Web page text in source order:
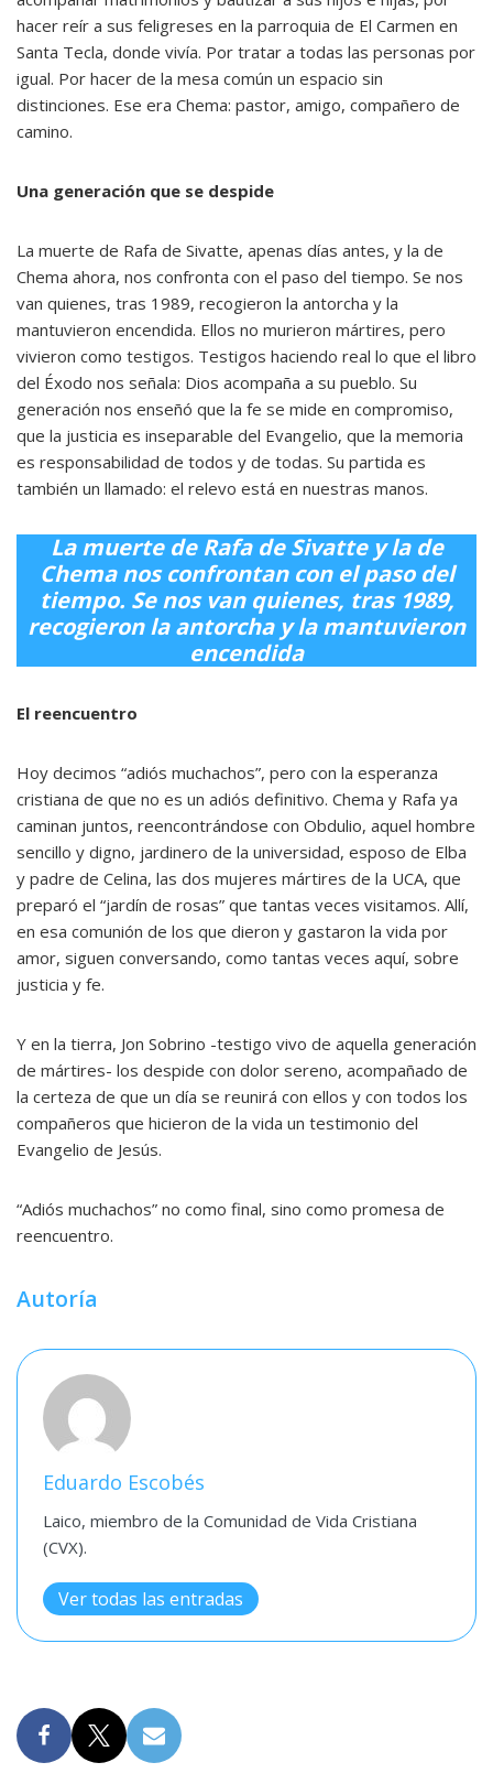
hacer reír a sus feligreses en la parroquia de El Carmen en
Santa Tecla, donde vivía. Por tratar a todas las personas por
igual. Por hacer de la mesa común un espacio sin
distinciones. Ese era Chema: pastor, amigo, compañero de
camino.
Una generación que se despide
La muerte de Rafa de Sivatte, apenas días antes, y la de
Chema ahora, nos confronta con el paso del tiempo. Se nos
van quienes, tras 1989, recogieron la antorcha y la
mantuvieron encendida. Ellos no murieron mártires, pero
vivieron como testigos. Testigos haciendo real lo que el libro
del Éxodo nos señala: Dios acompaña a su pueblo. Su
generación nos enseñó que la fe se mide en compromiso,
que la justicia es inseparable del Evangelio, que la memoria
es responsabilidad de todos y de todas. Su partida es
también un llamado: el relevo está en nuestras manos.
La muerte de Rafa de Sivatte y la de
Chema nos confrontan con el paso del
tiempo. Se nos van quienes, tras 1989,
recogieron la antorcha y la mantuvieron
encendida
El reencuentro
Hoy decimos “adiós muchachos”, pero con la esperanza
cristiana de que no es un adiós definitivo. Chema y Rafa ya
caminan juntos, reencontrándose con Obdulio, aquel hombre
sencillo y digno, jardinero de la universidad, esposo de Elba
y padre de Celina, las dos mujeres mártires de la UCA, que
preparó el “jardín de rosas” que tantas veces visitamos. Allí,
en esa comunión de los que dieron y gastaron la vida por
amor, siguen conversando, como tantas veces aquí, sobre
justicia y fe.
Y en la tierra, Jon Sobrino -testigo vivo de aquella generación
de mártires- los despide con dolor sereno, acompañado de
la certeza de que un día se reunirá con ellos y con todos los
compañeros que hicieron de la vida un testimonio del
Evangelio de Jesús.
“Adiós muchachos” no como final, sino como promesa de
reencuentro.
Autoría
Eduardo Escobés
Laico, miembro de la Comunidad de Vida Cristiana
(CVX).
Ver todas las entradas